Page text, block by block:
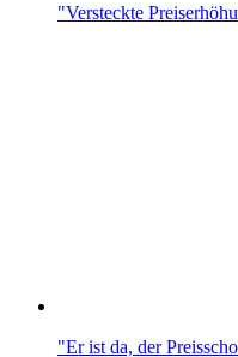
"Versteckte
"Er ist da, der